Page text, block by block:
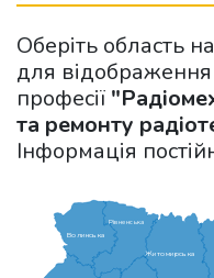
Оберіть область
для відображення
професії
та ремонту
Інформація
Волинська
Житомирська
Рівненська